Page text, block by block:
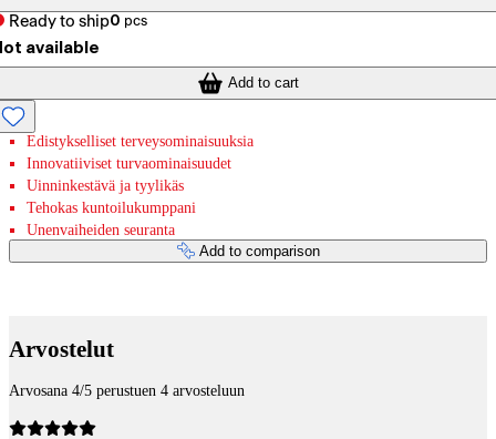
Ready to ship0 pcs
available
Add to cart
Edistykselliset terveysominaisuuksia
Innovatiiviset turvaominaisuudet
Uinninkestävä ja tyylikäs
Tehokas kuntoilukumppani
Unenvaiheiden seuranta
Add to comparison
Arvostelut
Arvosana 4/5 perustuen 4 arvosteluun